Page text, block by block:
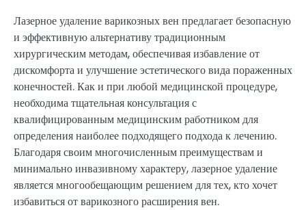
Лазерное удаление варикозных вен предлагает безопасную
и эффективную альтернативу традиционным
хирургическим методам, обеспечивая избавление от
дискомфорта и улучшение эстетического вида пораженных
конечностей. Как и при любой медицинской процедуре,
необходима тщательная консультация с
квалифицированным медицинским работником для
определения наиболее подходящего подхода к лечению.
Благодаря своим многочисленным преимуществам и
минимально инвазивному характеру, лазерное удаление
является многообещающим решением для тех, кто хочет
избавиться от варикозного расширения вен.